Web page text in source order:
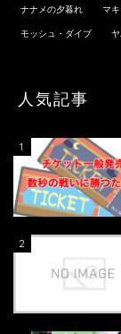
ナナメの夕暮れ マ
モッシュ・ダイブ
人気記事
1
2